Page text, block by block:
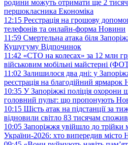
родини можуть отримати ще 2
першокласника Економіка
12:15 Реєстрація на грошову
телефонів та онлайн-форма Новини
11:59 Смертельна атака біля
Кушугуму Відпочинок
11:42 «СТО на колесах» за 12 млн
військовим мобільні майстерні
11:02 Залишилося два дні: у
реєстрація на благодійний ярмарок
10:35 У Запоріжжі поліція охорони
головний пульт: що пропонують
10:15 Шість атак на підстанції за
відновили світло 83 тисячам
10:05 Запоріжжя увійшло до трійки
України-2026: хто випередив місто